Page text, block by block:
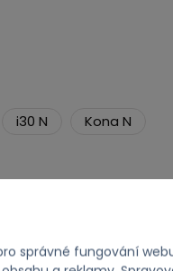
i30 N Kona N
správné fungování